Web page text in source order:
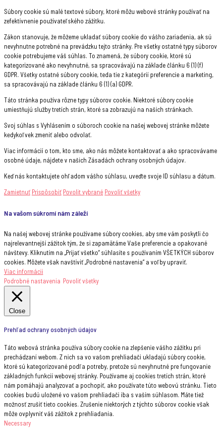
Súbory cookie sú malé textové súbory, ktoré môžu webové stránky používať na
zefektívnenie používateľského zážitku.
Zákon stanovuje, že môžeme ukladať súbory cookie do vášho zariadenia, ak sú
nevyhnutne potrebné na prevádzku tejto stránky. Pre všetky ostatné typy súborov
cookie potrebujeme váš súhlas. To znamená, že súbory cookie, ktoré sú
kategorizované ako nevyhnutné, sa spracovávajú na základe článku 6 (1) (f)
GDPR. Všetky ostatné súbory cookie, teda tie z kategórií preferencie a marketing,
sa spracovávajú na základe článku 6 (1) (a) GDPR.
Táto stránka používa rôzne typy súborov cookie. Niektoré súbory cookie
umiestňujú služby tretích strán, ktoré sa zobrazujú na našich stránkach.
Svoj súhlas s Vyhlásením o súboroch cookie na našej webovej stránke môžete
kedykoľvek zmeniť alebo odvolať.
Viac informácií o tom, kto sme, ako nás môžete kontaktovať a ako spracovávame
osobné údaje, nájdete v našich Zásadách ochrany osobných údajov.
Keď nás kontaktujete ohľadom vášho súhlasu, uveďte svoje ID súhlasu a dátum.
Zamietnuť Prispôsobiť Povolit vybrané Povoliť všetky
Na vašom súkromí nám záleží
Na našej webovej stránke používame súbory cookies, aby sme vám poskytli čo
najrelevantnejší zážitok tým, že si zapamätáme Vaše preferencie a opakované
návštevy. Kliknutím na „Prijať všetko“ súhlasíte s používaním VŠETKÝCH súborov
cookies. Môžete však navštíviť „Podrobné nastavenia“ a voľby upraviť.
Viac informácii
Podrobné nastavenia Povoliť všetky
Close
Prehľad ochrany osobných údajov
Táto webová stránka používa súbory cookie na zlepšenie vášho zážitku pri
prechádzaní webom. Z nich sa vo vašom prehliadači ukladajú súbory cookie,
ktoré sú kategorizované podľa potreby, pretože sú nevyhnutné pre fungovanie
základných funkcií webovej stránky. Používame aj cookies tretích strán, ktoré
nám pomáhajú analyzovať a pochopiť, ako používate túto webovú stránku. Tieto
cookies budú uložené vo vašom prehliadači iba s vaším súhlasom. Máte tiež
možnosť zrušiť tieto cookies. Zrušenie niektorých z týchto súborov cookie však
môže ovplyvniť váš zážitok z prehliadania.
Necessary